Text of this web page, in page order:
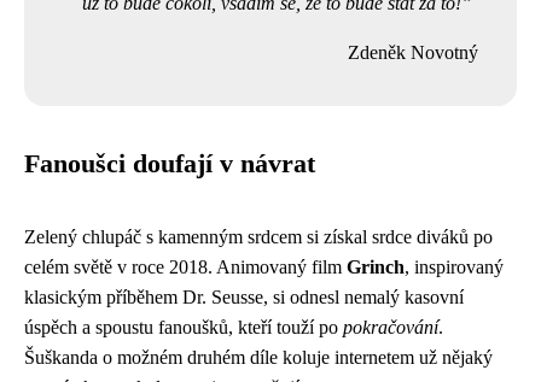
Zdeněk Novotný
Fanoušci doufají v návrat
Zelený chlupáč s kamenným srdcem si získal srdce diváků po
celém světě v roce 2018. Animovaný film Grinch, inspirovaný
klasickým příběhem Dr. Seusse, si odnesl nemalý kasovní
úspěch a spoustu fanoušků, kteří touží po pokračování.
Šuškanda o možném druhém díle koluje internetem už nějaký